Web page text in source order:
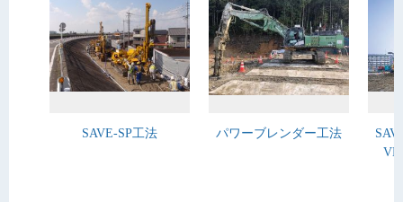
SAVE-SP工法 パワーブレンダー工法
VE